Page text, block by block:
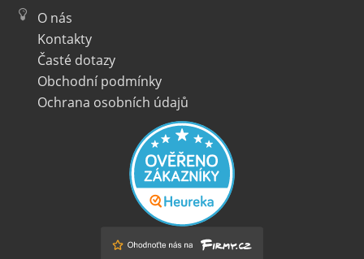
O nás
Kontakty
Časté dotazy
Obchodní podmínky
Ochrana osobních údajů